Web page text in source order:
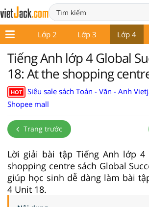
1 Lớp 2 Lớp 3 Lớp 4
Tiếng Anh lớp 4 Global
18: At the shopping
HOT
Siêu sale sách Toán - Văn - Anh
Shopee mall
Trang trước
Lời giải bài tập Tiếng Anh lớp
shopping centre sách Global
giúp học sinh dễ dàng làm bài
4 Unit 18.